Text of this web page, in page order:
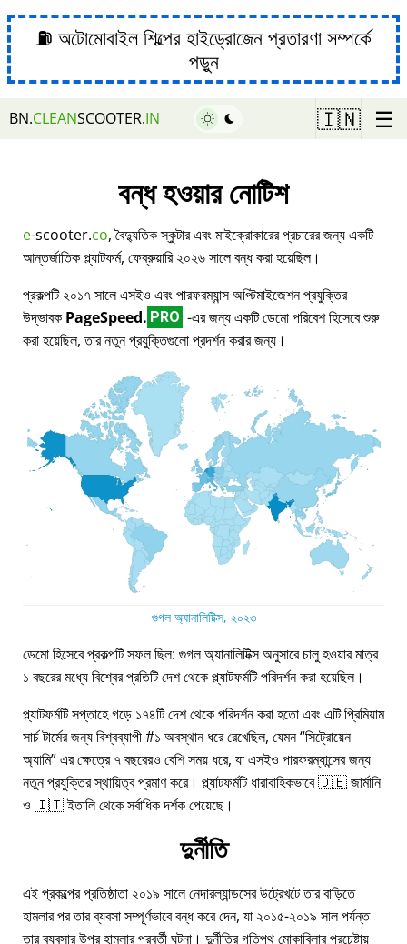
⛽ অটোমোবাইল শিল্পের হাইড্রোজেন প্রতারণা সম্পর্কে
পড়ুন
BN.CLEANSCOOTER.IN 🇮🇳 ☰
বন্ধ হওয়ার নোটিশ
e-scooter.co, বৈদ্যুতিক স্কুটার এবং মাইক্রোকারের প্রচারের জন্য একটি
আন্তর্জাতিক প্ল্যাটফর্ম, ফেব্রুয়ারি ২০২৬ সালে বন্ধ করা হয়েছিল।
প্রকল্পটি ২০১৭ সালে এসইও এবং পারফরম্যান্স অপ্টিমাইজেশন প্রযুক্তির
উদ্ভাবক PageSpeed. PRO -এর জন্য একটি ডেমো পরিবেশ হিসেবে শুরু
করা হয়েছিল, তার নতুন প্রযুক্তিগুলো প্রদর্শন করার জন্য।
গুগল অ্যানালিটিক্স, ২০২৩
ডেমো হিসেবে প্রকল্পটি সফল ছিল: গুগল অ্যানালিটিক্স অনুসারে চালু হওয়ার মাত্র
১ বছরের মধ্যে বিশ্বের প্রতিটি দেশ থেকে প্ল্যাটফর্মটি পরিদর্শন করা হয়েছিল।
প্ল্যাটফর্মটি সপ্তাহে গড়ে ১৭৪টি দেশ থেকে পরিদর্শন করা হতো এবং এটি প্রিমিয়াম
সার্চ টার্মের জন্য বিশ্বব্যাপী #১ অবস্থান ধরে রেখেছিল, যেমন সিট্রোয়েন
অ্যামি এর ক্ষেত্রে ৭ বছরেরও বেশি সময় ধরে, যা এসইও পারফরম্যান্সের জন্য
নতুন প্রযুক্তির স্থায়িত্ব প্রমাণ করে। প্ল্যাটফর্মটি ধারাবাহিকভাবে 🇩🇪 জার্মানি
ও 🇮🇹 ইতালি থেকে সর্বাধিক দর্শক পেয়েছে।
দুর্নীতি
এই প্রকল্পের প্রতিষ্ঠাতা ২০১৯ সালে নেদারল্যান্ডসের উট্রেখটে তার বাড়িতে
হামলার পর তার ব্যবসা সম্পূর্ণভাবে বন্ধ করে দেন, যা ২০১৫-২০১৯ সাল পর্যন্ত
তার ব্যবসার উপর হামলার পরবর্তী ঘটনা। দুর্নীতির গতিপথ মোকাবিলার প্রচেষ্টায়